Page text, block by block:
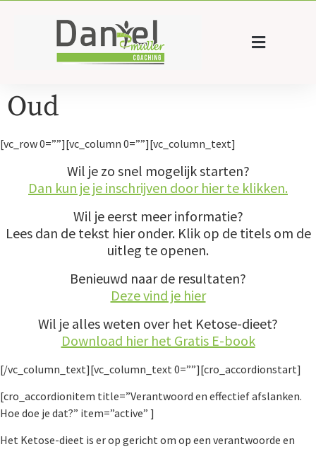
Oud
[vc_row 0=””][vc_column 0=””][vc_column_text]
Wil je zo snel mogelijk starten?
Dan kun je je inschrijven door hier te klikken.
Wil je eerst meer informatie?
Lees dan de tekst hier onder. Klik op de titels om de
uitleg te openen.
Benieuwd naar de resultaten?
Deze vind je hier
Wil je alles weten over het Ketose-dieet?
Download hier het Gratis E-book
[/vc_column_text][vc_column_text 0=””][cro_accordionstart]
[cro_accordionitem title=”Verantwoord en effectief afslanken.
Hoe doe je dat?” item=”active” ]
Het Ketose-dieet is er op gericht om op een verantwoorde en